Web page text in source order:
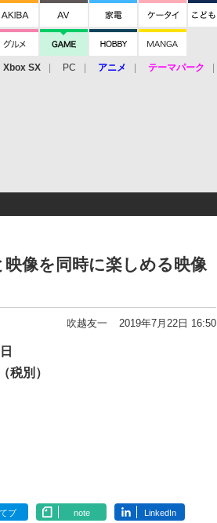
Xbox SX PC アニメ テーマパーク
映像を同時に楽しめる映像
吹越友一 2019年7月22日 16:50
税別）
ブ note LinkedIn